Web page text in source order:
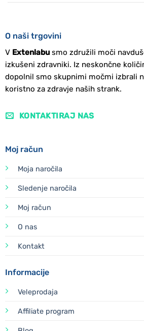
O naši trgovini
V Extenlabusmo združili moči
izkušeni zdravniki. Iz neskončne
dopolnil smo skupnimi močmi izbrali
koristno za zdravje naših strank.
KONTAKTIRAJ NAS
Moj račun
Moja naročila
Sledenje naročila
Moj račun
O nas
Kontakt
Informacije
Veleprodaja
Affiliate program